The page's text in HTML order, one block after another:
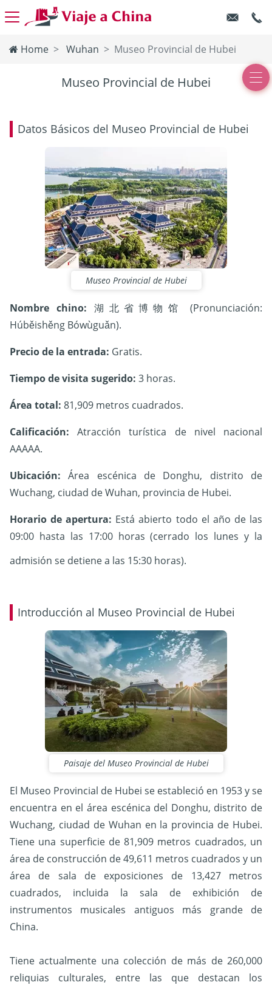
Home Wuhan Museo Provincial de Hubei
Museo Provincial de Hubei
Datos Básicos del Museo Provincial de Hubei
Museo Provincial de Hubei
Nombre chino:湖北省博物馆 (Pronunciación:
Húběishěng Bówùguǎn).
Precio de la entrada: Gratis.
Tiempo de visita sugerido: 3 horas.
Área total: 81,909 metros cuadrados.
Calificación: Atracción turística de nivel nacional
AAAAA.
Ubicación:Área escénica de Donghu, distrito de
Wuchang, ciudad de Wuhan, provincia de Hubei.
Horario de apertura: Está abierto todo el año de las
09:00 hasta las 17:00 horas(cerrado los lunes y la
admisión se detiene a las 15:30 horas).
Introducción al Museo Provincial de Hubei
Paisaje del Museo Provincial de Hubei
El Museo Provincial de Hubei se estableció en 1953 y se
encuentra en el área escénica del Donghu, distrito de
Wuchang, ciudad de Wuhan en la provincia de Hubei.
Tiene una superficie de 81,909 metros cuadrados, un
área de construcción de 49,611 metros cuadrados y un
área de sala de exposiciones de 13,427 metros
cuadrados, incluida la sala de exhibición de
instrumentos musicales antiguos más grande de
China.
Tiene actualmente una colección de más de 260,000
reliquias culturales, entre las que destacan los